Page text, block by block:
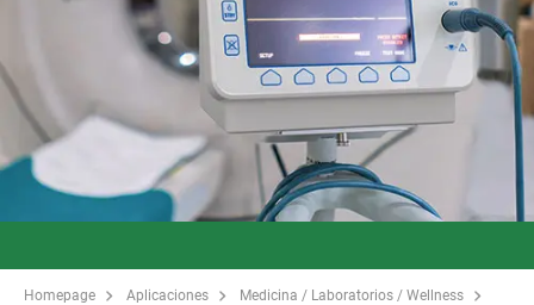
Homepage Aplicaciones
Medicina / Laboratorios / Wellness